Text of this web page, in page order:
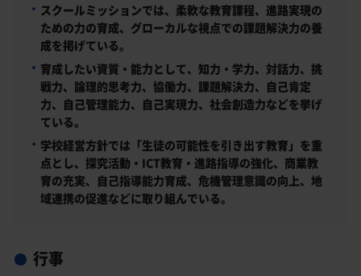
スクールミッションでは、柔軟な教育課程、進路実現の
ための力の育成、グローカルな視点での課題解決力の養
成を掲げている。
育成したい資質・能力として、知力・学力、対話力、挑
戦力、論理的思考力、協働力、課題解決力、自己肯定
力、自己管理能力、自己実現力、社会創造力などを挙げ
ている。
学校経営方針では「生徒の可能性を引き出す教育」を重
点とし、探究活動・ICT教育・進路指導の強化、商業教
育の充実、自己指導能力育成、危機管理意識の向上、地
域連携の促進などに取り組んでいる。
行事